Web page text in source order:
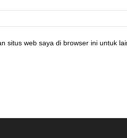
situs web saya di browser ini untuk